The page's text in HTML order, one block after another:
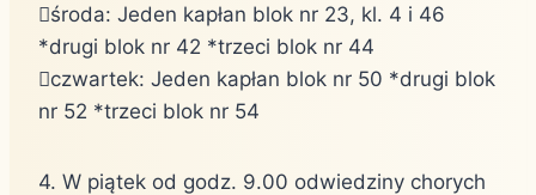
środa: Jeden kapłan blok nr 23, kl. 4 i 46
*drugi blok nr 42 *trzeci blok nr 44
czwartek: Jeden kapłan blok nr 50 *drugi blok
nr 52 *trzeci blok nr 54
4. W piątek od godz. 9.00 odwiedziny chorych